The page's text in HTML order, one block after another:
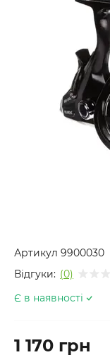
Артикул 9900030
Відгуки: (0)
Є в наявності
1 170 грн